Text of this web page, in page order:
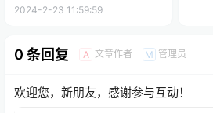
2024-2-23 11:59:59
0 条回复 A 文章作者 M 管理员
欢迎您，新朋友，感谢参与互动！